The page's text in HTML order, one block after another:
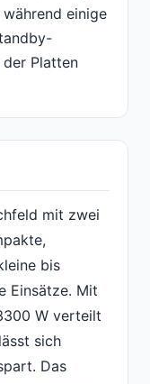
einige
Platten
mit zwei
bis
Einsätze. Mit
W verteilt
sich
Das